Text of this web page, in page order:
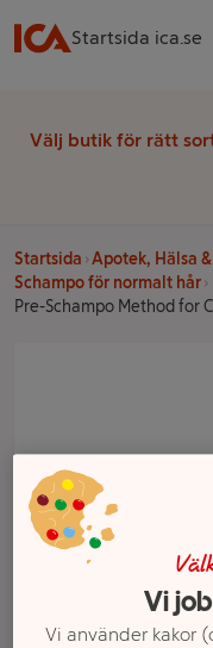
Startsida ica.se
Välj butik för rätt
Startsida Apotek, Hälsa
Schampo för normalt hår
Pre-Schampo Method for
Vi
Vi använder kakor